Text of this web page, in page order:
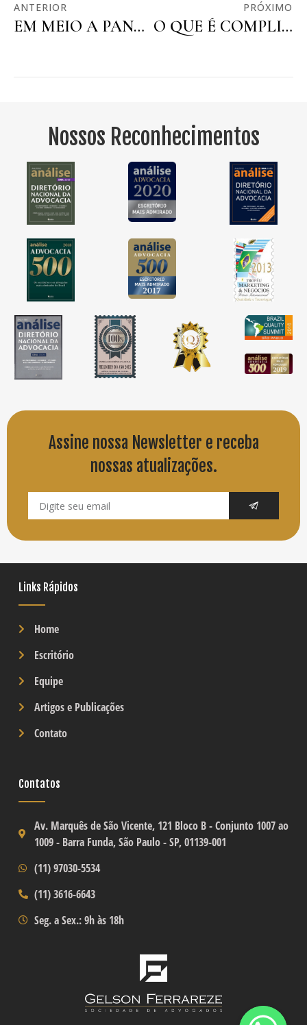
ANTERIOR
EM MEIO A PANDEMIA, COMO FICAM MEUS DIREITOS TRABALHISTAS?
PRÓXIMO
O QUE É COMPLIANCE ESPORTIVO?
Nossos Reconhecimentos
Assine nossa Newsletter e receba
nossas atualizações.
Links Rápidos
Home
Escritório
Equipe
Artigos e Publicações
Contato
Contatos
Av. Marquês de São Vicente, 121 Bloco B -Conjunto 1007 ao
1009- Barra Funda, São Paulo - SP, 01139-001
(11) 97030-5534
(11) 3616-6643
Seg. a Sex.: 9h às 18h